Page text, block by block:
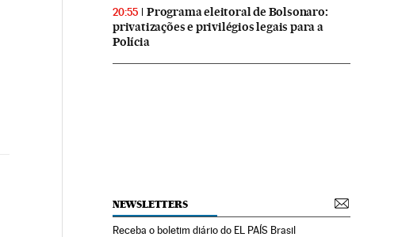
20:55
Programa eleitoral de Bolsonaro:
privatizações e privilégios legais para a
Polícia
NEWSLETTERS
Receba o boletim diário do EL PAÍS Brasil